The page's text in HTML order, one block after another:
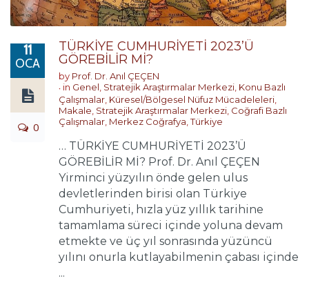
11
OCA
0
TÜRKİYE CUMHURİYETİ 2023’Ü
GÖREBİLİR Mİ?
by Prof. Dr. Anıl ÇEÇEN
in Genel Stratejik Araştırmalar Merkezi Konu Bazlı
Çalışmalar Küresel/Bölgesel Nüfuz Mücadeleleri
Makale Stratejik Araştırmalar Merkezi Coğrafi Bazlı
Çalışmalar Merkez Coğrafya ,Türkiye
… TÜRKİYE CUMHURİYETİ 2023’Ü
GÖREBİLİR Mİ? Prof. Dr. Anıl ÇEÇEN
Yirminci yüzyılın önde gelen ulus
devletlerinden birisi olan Türkiye
Cumhuriyeti, hızla yüz yıllık tarihine
tamamlama süreci içinde yoluna devam
etmekte ve üç yıl sonrasında yüzüncü
yılını onurla kutlayabilmenin çabası içinde
...